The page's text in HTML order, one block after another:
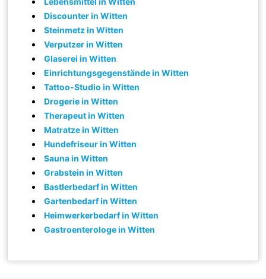
Discounter in Witten
Steinmetz in Witten
Verputzer in Witten
Glaserei in Witten
Einrichtungsgegenstände in Witten
Tattoo-Studio in Witten
Drogerie in Witten
Therapeut in Witten
Matratze in Witten
Hundefriseur in Witten
Sauna in Witten
Grabstein in Witten
Bastlerbedarf in Witten
Gartenbedarf in Witten
Heimwerkerbedarf in Witten
Gastroenterologe in Witten